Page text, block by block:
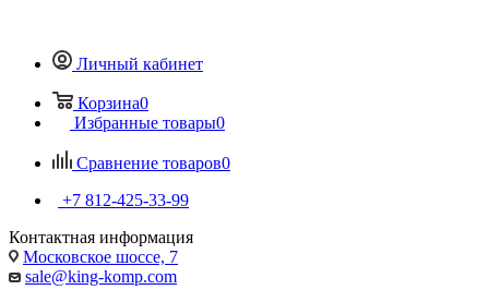
Личный кабинет
Корзина0
Избранные товары0
Сравнение товаров0
+7 812-425-33-99
Контактная информация
Московское шоссе, 7
sale@king-komp.com